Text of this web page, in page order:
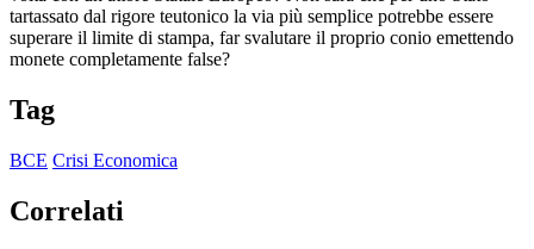
tartassato dal rigore teutonico la via più semplice potrebbe essere
superare il limite di stampa, far svalutare il proprio conio emettendo
monete completamente false?
Tag
BCE Crisi Economica
Correlati